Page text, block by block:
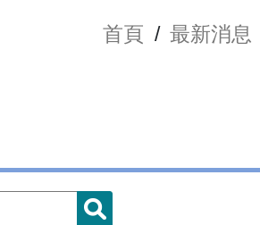
首頁 / 最新消息